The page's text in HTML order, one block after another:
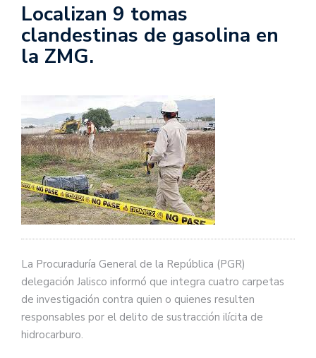
Localizan 9 tomas
clandestinas de gasolina en
la ZMG.
La Procuraduría General de la República (PGR)
delegación Jalisco informó que integra cuatro carpetas
de investigación contra quien o quienes resulten
responsables por el delito de sustracción ilícita de
hidrocarburo.